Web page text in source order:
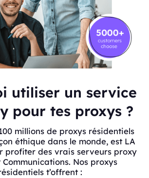
utiliser un service
pour tes proxys ?
millions de proxys résidentiels
éthique dans le monde, est LA
profiter des vrais serveurs proxy
Nos proxys
t’offrent :